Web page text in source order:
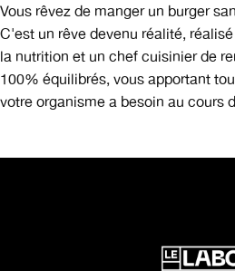
Vous rêvez de manger un burger
C'est un rêve devenu réalité,
la nutrition et un chef cuisinier de
100% équilibrés, vous apportant
votre organisme a besoin au cours